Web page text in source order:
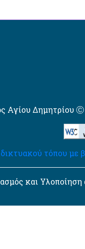
Αγίου Δημητρίου
τόπου με
και